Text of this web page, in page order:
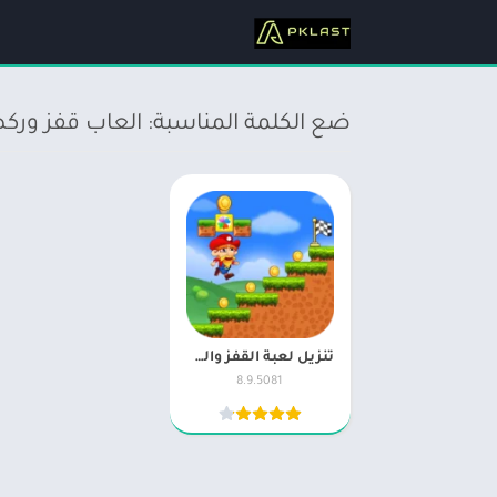
ضع الكلمة المناسبة: العاب قفز
تنزيل لعبة القفز والجري Super Jabber Jump
8.9.5081